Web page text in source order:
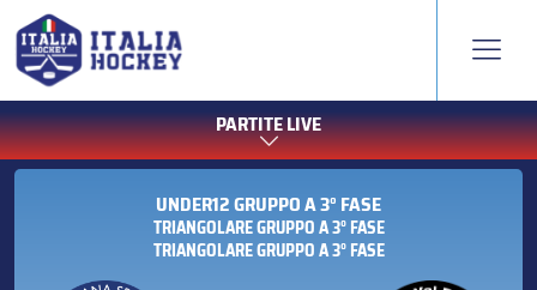
PARTITE LIVE
UNDER12 GRUPPO A 3° FASE
TRIANGOLARE GRUPPO A 3° FASE
TRIANGOLARE GRUPPO A 3° FASE